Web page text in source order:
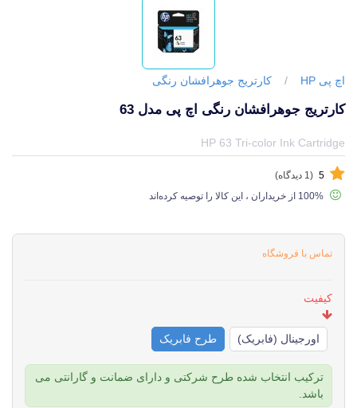
اچ پی HP / کارتریج جوهرافشان رنگی
کارتریج جوهرافشان رنگی اچ پی مدل 63
HP 63 Tri-color Ink Cartridge
5 (1 دیدگاه)
تماس با فروشگاه
کیفیت
اورجینال (فابریک) طرح فابریک
ترکیب انتخاب شده طرح شرکتی و دارای ضمانت و گارانتی می
باشد.